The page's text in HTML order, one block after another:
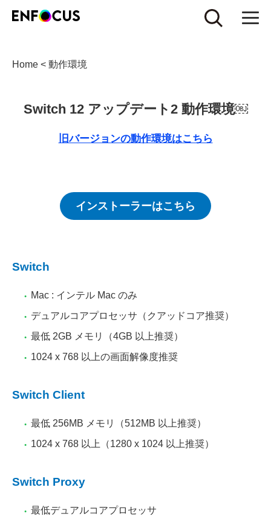
Home < 動作環境
Switch 12 アップデート2 動作環境￼
旧バージョンの動作環境はこちら
インストーラーはこちら
Switch
Mac : インテル Mac のみ
デュアルコアプロセッサ（クアッドコア推奨）
最低 2GB メモリ（4GB 以上推奨）
1024 x 768 以上の画面解像度推奨
Switch Client
最低 256MB メモリ（512MB 以上推奨）
1024 x 768 以上（1280 x 1024 以上推奨）
Switch Proxy
最低デュアルコアプロセッサ